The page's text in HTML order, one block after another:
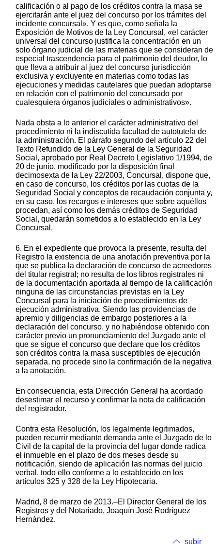
calificación o al pago de los créditos contra la masa se
ejercitarán ante el juez del concurso por los trámites del
incidente concursal». Y es que, como señala la
Exposición de Motivos de la Ley Concursal, «el carácter
universal del concurso justifica la concentración en un
solo órgano judicial de las materias que se consideran de
especial trascendencia para el patrimonio del deudor, lo
que lleva a atribuir al juez del concurso jurisdicción
exclusiva y excluyente en materias como todas las
ejecuciones y medidas cautelares que puedan adoptarse
en relación con el patrimonio del concursado por
cualesquiera órganos judiciales o administrativos».
Nada obsta a lo anterior el carácter administrativo del
procedimiento ni la indiscutida facultad de autotutela de
la administración. El párrafo segundo del artículo 22 del
Texto Refundido de la Ley General de la Seguridad
Social, aprobado por Real Decreto Legislativo 1/1994, de
20 de junio, modificado por la disposición final
decimosexta de la Ley 22/2003, Concursal, dispone que,
en caso de concurso, los créditos por las cuotas de la
Seguridad Social y conceptos de recaudación conjunta y,
en su caso, los recargos e intereses que sobre aquéllos
procedan, así como los demás créditos de Seguridad
Social, quedarán sometidos a lo establecido en la Ley
Concursal.
6. En el expediente que provoca la presente, resulta del
Registro la existencia de una anotación preventiva por la
que se publica la declaración de concurso de acreedores
del titular registral; no resulta de los libros registrales ni
de la documentación aportada al tiempo de la calificación
ninguna de las circunstancias previstas en la Ley
Concursal para la iniciación de procedimientos de
ejecución administrativa. Siendo las providencias de
apremio y diligencias de embargo posteriores a la
declaración del concurso, y no habiéndose obtenido con
carácter previo un pronunciamiento del Juzgado ante el
que se sigue el concurso que declare que los créditos
son créditos contra la masa susceptibles de ejecución
separada, no procede sino la confirmación de la negativa
a la anotación.
En consecuencia, esta Dirección General ha acordado
desestimar el recurso y confirmar la nota de calificación
del registrador.
Contra esta Resolución, los legalmente legitimados,
pueden recurrir mediante demanda ante el Juzgado de lo
Civil de la capital de la provincia del lugar donde radica
el inmueble en el plazo de dos meses desde su
notificación, siendo de aplicación las normas del juicio
verbal, todo ello conforme a lo establecido en los
artículos 325 y 328 de la Ley Hipotecaria.
Madrid, 8 de marzo de 2013.–El Director General de los
Registros y del Notariado, Joaquín José Rodríguez
Hernández.
subir